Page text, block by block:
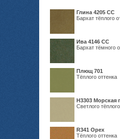
Глина 4205 СС
Бархат тёплого
Ива 4146 СС
Бархат тёмного
Плющ 701
Тёплого оттенка
H3303 Морская
Светлого
R341 Орех
Тёплого оттенка